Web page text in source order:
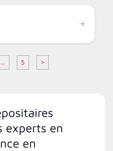
... 5 >
experts en
en